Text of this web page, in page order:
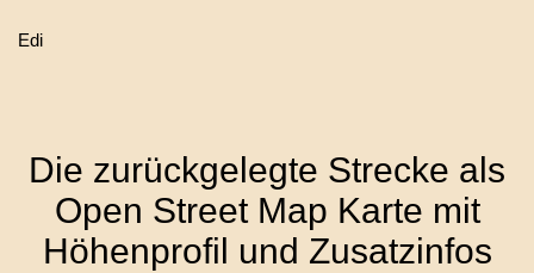
Edi
Die zurückgelegte Strecke als
Open Street Map Karte mit
Höhenprofil und Zusatzinfos